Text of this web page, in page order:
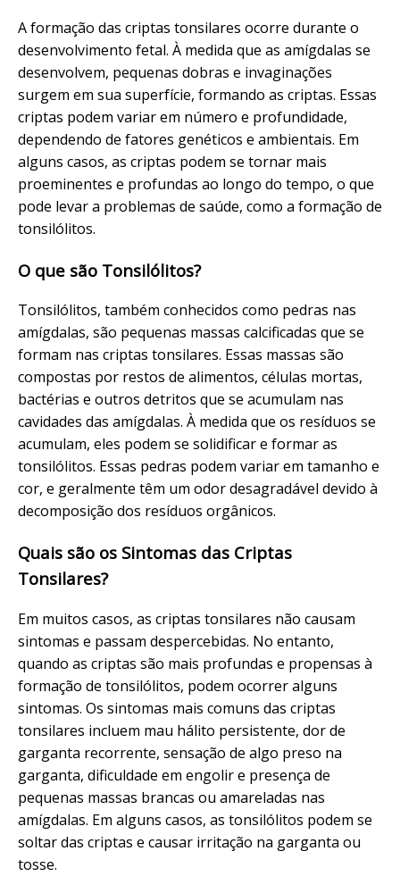
A formação das criptas tonsilares ocorre durante o
desenvolvimento fetal. À medida que as amígdalas se
desenvolvem, pequenas dobras e invaginações
surgem em sua superfície, formando as criptas. Essas
criptas podem variar em número e profundidade,
dependendo de fatores genéticos e ambientais. Em
alguns casos, as criptas podem se tornar mais
proeminentes e profundas ao longo do tempo, o que
pode levar a problemas de saúde, como a formação de
tonsilólitos.
O que são Tonsilólitos?
Tonsilólitos, também conhecidos como pedras nas
amígdalas, são pequenas massas calcificadas que se
formam nas criptas tonsilares. Essas massas são
compostas por restos de alimentos, células mortas,
bactérias e outros detritos que se acumulam nas
cavidades das amígdalas. À medida que os resíduos se
acumulam, eles podem se solidificar e formar as
tonsilólitos. Essas pedras podem variar em tamanho e
cor, e geralmente têm um odor desagradável devido à
decomposição dos resíduos orgânicos.
Quais são os Sintomas das Criptas
Tonsilares?
Em muitos casos, as criptas tonsilares não causam
sintomas e passam despercebidas. No entanto,
quando as criptas são mais profundas e propensas à
formação de tonsilólitos, podem ocorrer alguns
sintomas. Os sintomas mais comuns das criptas
tonsilares incluem mau hálito persistente, dor de
garganta recorrente, sensação de algo preso na
garganta, dificuldade em engolir e presença de
pequenas massas brancas ou amareladas nas
amígdalas. Em alguns casos, as tonsilólitos podem se
soltar das criptas e causar irritação na garganta ou
tosse.